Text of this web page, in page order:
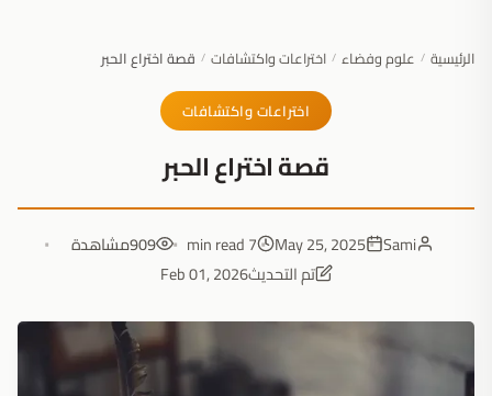
الرئيسية / علوم وفضاء / اختراعات واكتشافات / قصة اختراع الحبر
اختراعات واكتشافات
قصة اختراع الحبر
Sami
May 25, 2025
7 min read
909مشاهدة
تم التحديثFeb 01, 2026